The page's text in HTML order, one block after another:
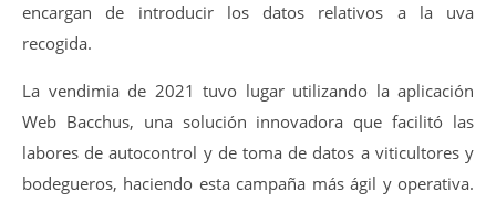
encargan de introducir los datos relativos a la uva
recogida.
La vendimia de 2021 tuvo lugar utilizando la aplicación
Web Bacchus, una solución innovadora que facilitó las
labores de autocontrol y de toma de datos a viticultores y
bodegueros, haciendo esta campaña más ágil y operativa.